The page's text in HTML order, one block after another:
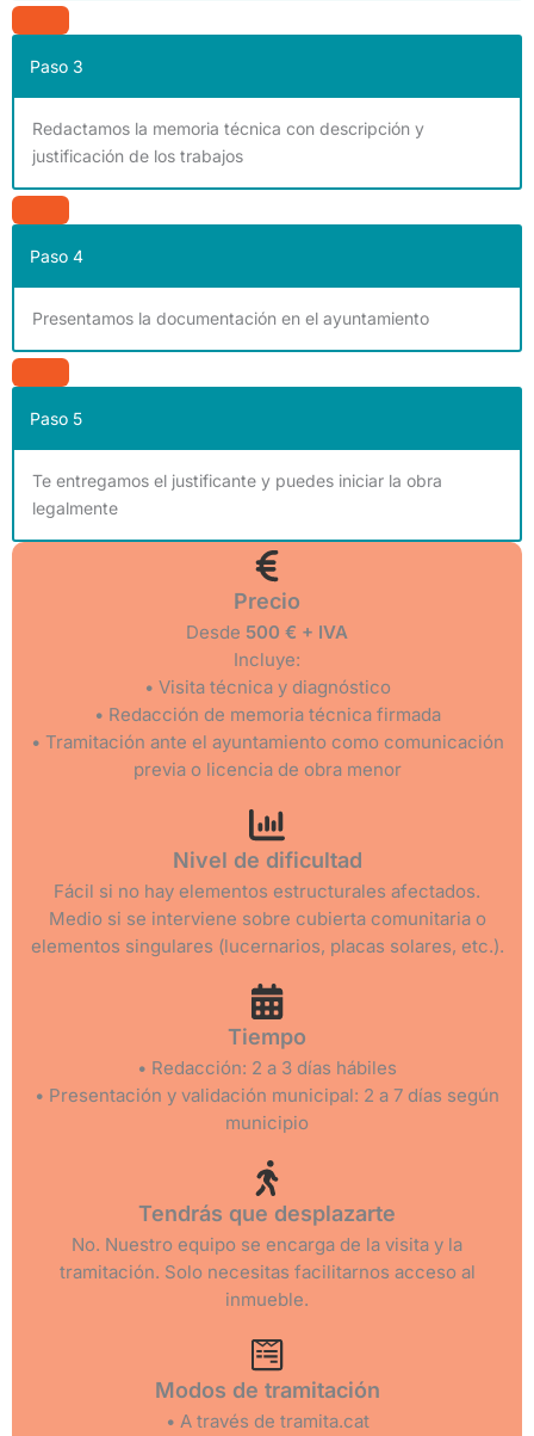
Paso 3
Redactamos la memoria técnica con descripción y
justificación de los trabajos
Paso 4
Presentamos la documentación en el ayuntamiento
Paso 5
Te entregamos el justificante y puedes iniciar la obra
legalmente
Precio
Desde 500 € + IVA
Incluye:
• Visita técnica y diagnóstico
• Redacción de memoria técnica firmada
• Tramitación ante el ayuntamiento como comunicación
previa o licencia de obra menor
Nivel de dificultad
Fácil si no hay elementos estructurales afectados.
Medio si se interviene sobre cubierta comunitaria o
elementos singulares (lucernarios, placas solares, etc.).
Tiempo
• Redacción: 2 a 3 días hábiles
• Presentación y validación municipal: 2 a 7 días según
municipio
Tendrás que desplazarte
No. Nuestro equipo se encarga de la visita y la
tramitación. Solo necesitas facilitarnos acceso al
inmueble.
Modos de tramitación
• A través de tramita.cat